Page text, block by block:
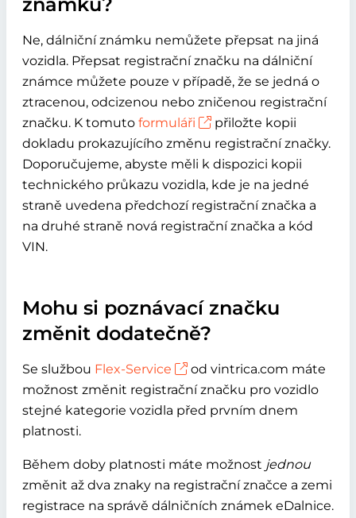
Ne, dálniční známku nemůžete přepsat na jiná
vozidla. Přepsat registrační značku na dálniční
známce můžete pouze v případě, že se jedná o
ztracenou, odcizenou nebo zničenou registrační
značku. K tomuto formuláři
přiložte kopii
dokladu prokazujícího změnu registrační značky.
Doporučujeme, abyste měli k dispozici kopii
technického průkazu vozidla, kde je na jedné
straně uvedena předchozí registrační značka a
na druhé straně nová registrační značka a kód
VIN.
Mohu si poznávací značku
změnit dodatečně?
Se službou Flex-Service
od vintrica.com máte
možnost změnit registrační značku pro vozidlo
stejné kategorie vozidla před prvním dnem
platnosti.
Během doby platnosti máte možnost jednou
změnit až dva znaky na registrační značce a zemi
registrace na správě dálničních známek eDalnice.